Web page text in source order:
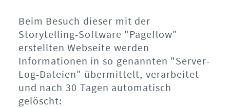
Beim Besuch dieser mit der
Storytelling-Software "Pageflow"
erstellten Webseite werden
Informationen in so genannten "Server-
Log-Dateien" übermittelt, verarbeitet
und nach 30 Tagen automatisch
gelöscht: